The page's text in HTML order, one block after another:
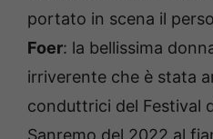
portato in scena il
Foer: la bellissima
irriverente che è stata
conduttrici del Festival
Sanremo del 2022 al